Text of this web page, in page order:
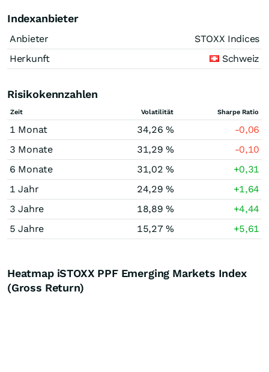
Indexanbieter
Anbieter
STOXX Indices
Herkunft
Schweiz
Risikokennzahlen
Zeit Volatilität Sharpe Ratio
1 Monat 34,26 %
-0,06
3 Monate
31,29 %
-0,10
6 Monate
31,02 %
+0,31
1 Jahr
24,29 %
+1,64
3 Jahre
18,89 %
+4,44
5 Jahre
15,27 % +5,61
Heatmap iSTOXX PPF Emerging Markets Index
(Gross Return)